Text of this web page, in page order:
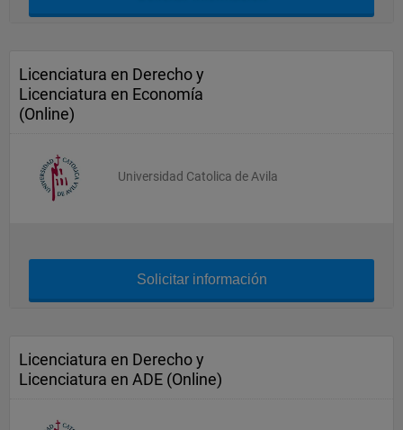
Licenciatura en Derecho y
Licenciatura en Economía
(Online)
Universidad Catolica de Avila
Solicitar información
Licenciatura en Derecho y
Licenciatura en ADE (Online)